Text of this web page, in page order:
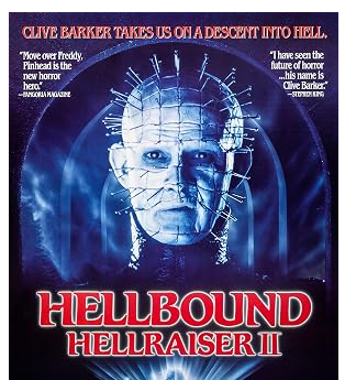
Orjinal
VCD
Film
adet